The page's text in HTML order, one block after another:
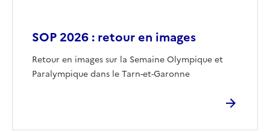
SOP 2026 : retour en images
Retour en images sur la Semaine Olympique et
Paralympique dans le Tarn-et-Garonne